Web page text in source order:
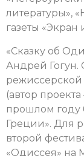
литературы»,
газеты
«Сказку об
Андрей Гогун.
(автор
прошлом
Греции». Для
второй
«Одиссея» на